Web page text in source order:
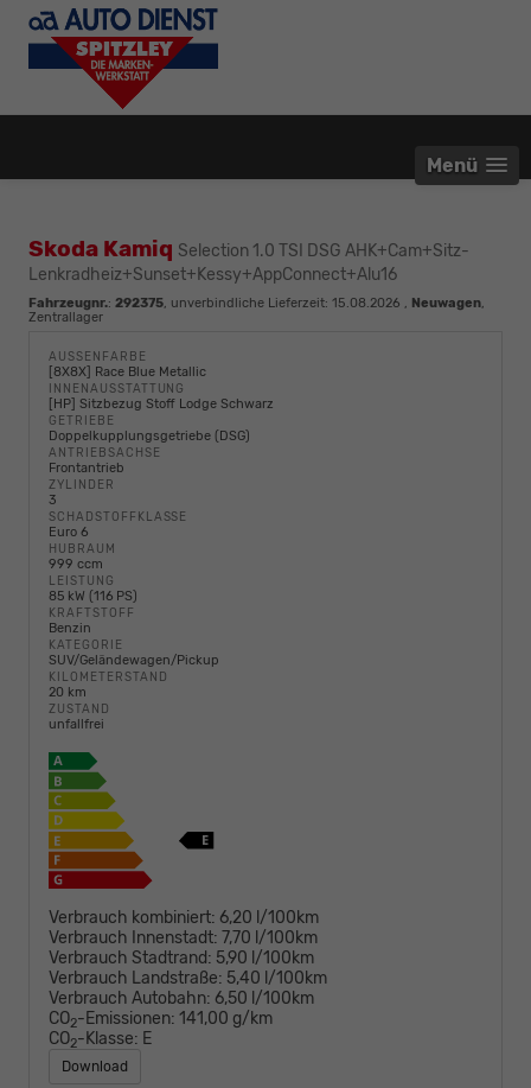
Menü
Skoda Kamiq Selection 1.0 TSI DSG AHK+Cam+Sitz-
Lenkradheiz+Sunset+Kessy+AppConnect+Alu16
Fahrzeugnr.: 292375, unverbindliche Lieferzeit: 15.08.2026 , Neuwagen,
Zentrallager
AUSSENFARBE
[8X8X] Race Blue Metallic
INNENAUSSTATTUNG
[HP] Sitzbezug Stoff Lodge Schwarz
GETRIEBE
Doppelkupplungsgetriebe (DSG)
ANTRIEBSACHSE
Frontantrieb
ZYLINDER
3
SCHADSTOFFKLASSE
Euro 6
HUBRAUM
999 ccm
LEISTUNG
85 kW (116 PS)
KRAFTSTOFF
Benzin
KATEGORIE
SUV/Geländewagen/Pickup
KILOMETERSTAND
20 km
ZUSTAND
unfallfrei
Verbrauch kombiniert: 6,20 l/100km
Verbrauch Innenstadt: 7,70 l/100km
Verbrauch Stadtrand: 5,90 l/100km
Verbrauch Landstraße: 5,40 l/100km
Verbrauch Autobahn: 6,50 l/100km
CO2-Emissionen: 141,00 g/km
CO2-Klasse: E
Download